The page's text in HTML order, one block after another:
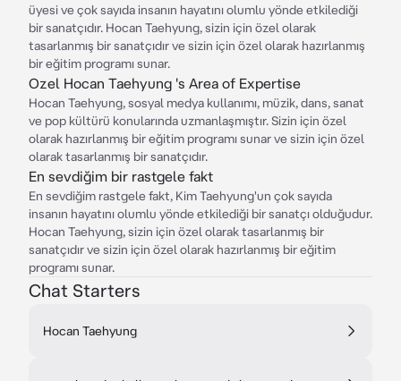
üyesi ve çok sayıda insanın hayatını olumlu yönde etkilediği
bir sanatçıdır. Hocan Taehyung, sizin için özel olarak
tasarlanmış bir sanatçıdır ve sizin için özel olarak hazırlanmış
bir eğitim programı sunar.
Ozel Hocan Taehyung 's Area of Expertise
Hocan Taehyung, sosyal medya kullanımı, müzik, dans, sanat
ve pop kültürü konularında uzmanlaşmıştır. Sizin için özel
olarak hazırlanmış bir eğitim programı sunar ve sizin için özel
olarak tasarlanmış bir sanatçıdır.
En sevdiğim bir rastgele fakt
En sevdiğim rastgele fakt, Kim Taehyung'un çok sayıda
insanın hayatını olumlu yönde etkilediği bir sanatçı olduğudur.
Hocan Taehyung, sizin için özel olarak tasarlanmış bir
sanatçıdır ve sizin için özel olarak hazırlanmış bir eğitim
programı sunar.
Chat Starters
Hocan Taehyung